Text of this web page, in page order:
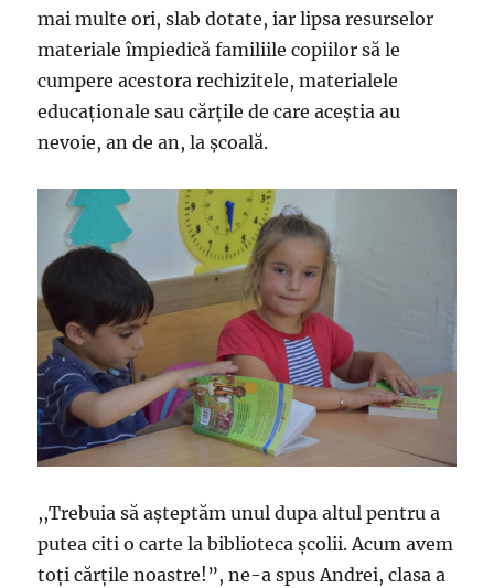
mai multe ori, slab dotate, iar lipsa resurselor
materiale împiedică familiile copiilor să le
cumpere acestora rechizitele, materialele
educaţionale sau cărţile de care aceştia au
nevoie, an de an, la şcoală.
,,Trebuia să aşteptăm unul dupa altul pentru a
putea citi o carte la biblioteca şcolii. Acum avem
toţi cărţile noastre!”, ne-a spus Andrei, clasa a